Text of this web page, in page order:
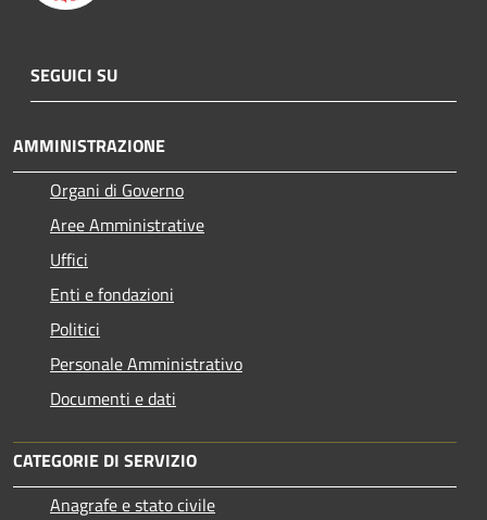
SEGUICI SU
AMMINISTRAZIONE
Organi di Governo
Aree Amministrative
Uffici
Enti e fondazioni
Politici
Personale Amministrativo
Documenti e dati
CATEGORIE DI SERVIZIO
Anagrafe e stato civile